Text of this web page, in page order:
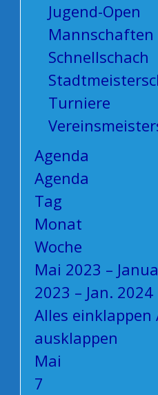
Jugend-Open
Mannschaften
Schnellschach
Turniere
Agenda
Agenda
Tag
Monat
Woche
Mai 2023 –
2023 – Jan. 2024
Alles einklappen
ausklappen
Mai
7